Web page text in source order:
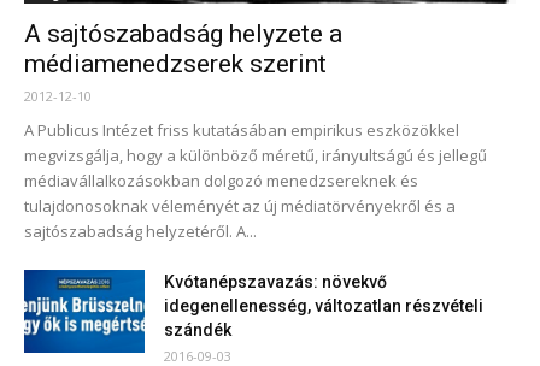
A sajtószabadság helyzete a
médiamenedzserek szerint
2012-12-10
A Publicus Intézet friss kutatásában empirikus eszközökkel
megvizsgálja, hogy a különböző méretű, irányultságú és jellegű
médiavállalkozásokban dolgozó menedzsereknek és
tulajdonosoknak véleményét az új médiatörvényekről és a
sajtószabadság helyzetéről. A...
Kvótanépszavazás: növekvő
idegenellenesség, változatlan részvételi
szándék
2016-09-03